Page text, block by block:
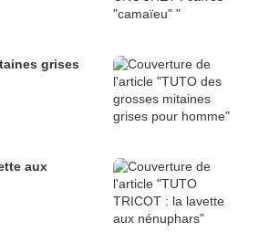
grises
aux